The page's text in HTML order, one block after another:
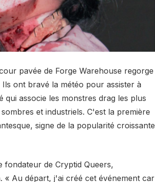
pavée de Forge Warehouse regorge
ont bravé la météo pour assister à
associe les monstres drag les plus
et industriels. C'est la première
signe de la popularité croissante
fondateur de Cryptid Queers,
Au départ, j'ai créé cet événement car